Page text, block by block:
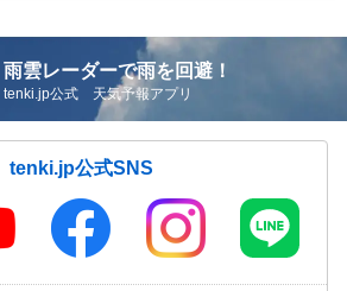
雨雲レーダーで雨を回避！
tenki.jp公式 天気予報アプリ
tenki.jp公式SNS